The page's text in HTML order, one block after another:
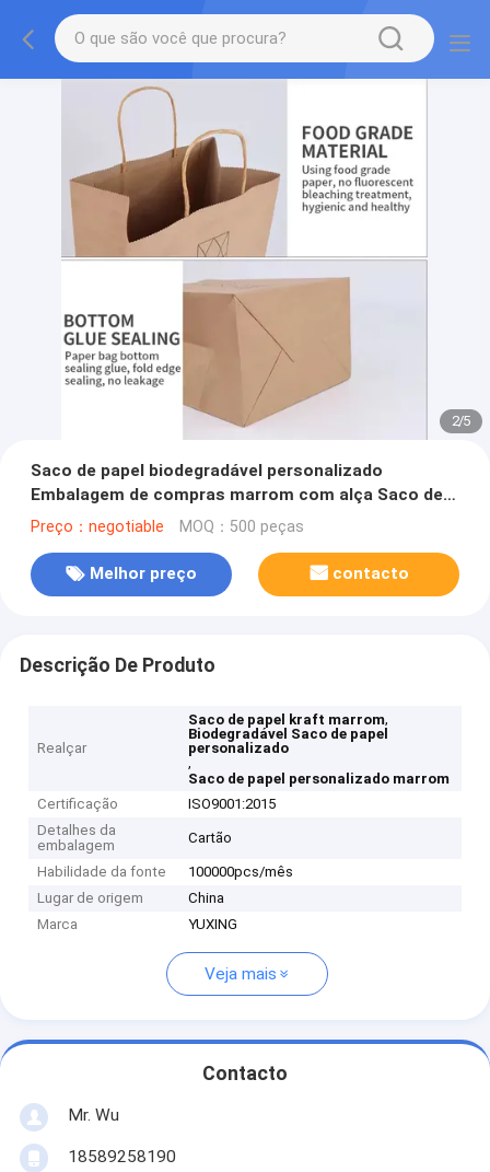
2/5
Saco de papel biodegradável personalizado
Embalagem de compras marrom com alça Saco de
papel Kraft para padaria de café
Preço：negotiable MOQ：500 peças
Melhor preço contacto
Descrição De Produto
Realçar
Saco de papel kraft marrom,
Biodegradável Saco de papel
personalizado
,
Saco de papel personalizado marrom
Certificação
ISO9001:2015
Detalhes da
embalagem
Cartão
Habilidade da fonte
100000pcs/mês
Lugar de origem
China
Marca
YUXING
Veja mais
Contacto
Mr. Wu
18589258190